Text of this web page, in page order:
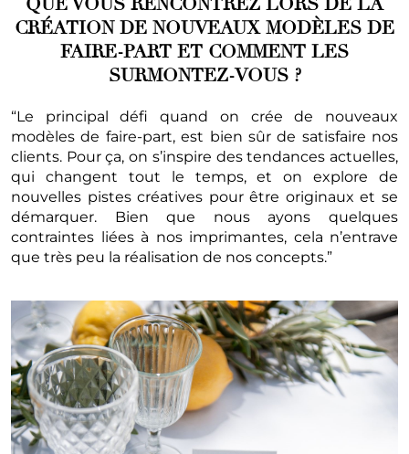
CRÉATION DE NOUVEAUX MODÈLES DE
FAIRE-PART ET COMMENT LES
SURMONTEZ-VOUS ?
“Le principal défi quand on crée de nouveaux
modèles de faire-part, est bien sûr de satisfaire nos
clients. Pour ça, on s’inspire des tendances actuelles,
qui changent tout le temps, et on explore de
nouvelles pistes créatives pour être originaux et se
démarquer. Bien que nous ayons quelques
contraintes liées à nos imprimantes, cela n’entrave
que très peu la réalisation de nos concepts.”